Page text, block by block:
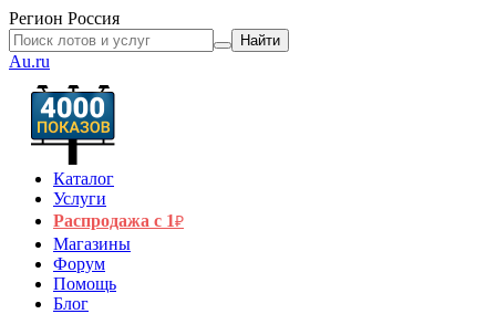
Регион Россия
Найти
Au.ru
Каталог
Услуги
Распродажа с 1₽
Магазины
Форум
Помощь
Блог